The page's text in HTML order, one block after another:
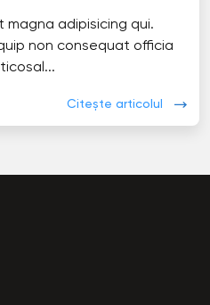
magna adipisicing qui.
non consequat officia
Citește articolul